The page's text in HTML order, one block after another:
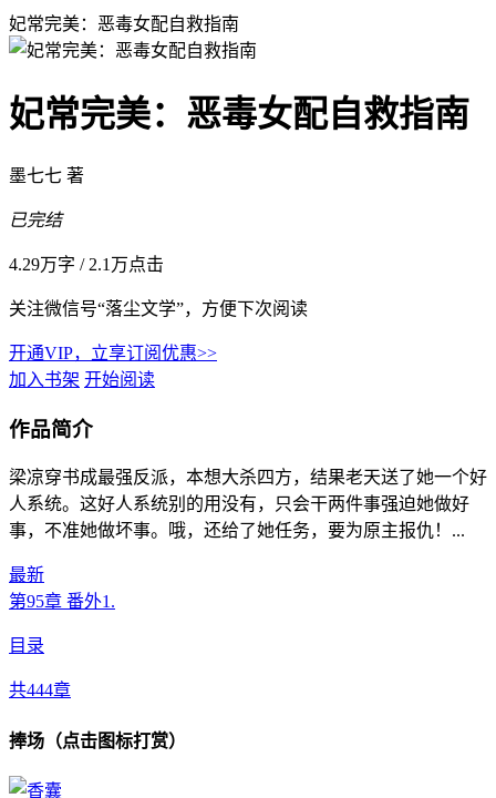
妃常完美：恶毒女配自救指南
妃常完美：恶毒女配自救指南
墨七七 著
已完结
4.29万字 / 2.1万点击
关注微信号“落尘文学”，方便下次阅读
开通VIP，立享订阅优惠>>
加入书架 开始阅读
作品简介
梁凉穿书成最强反派，本想大杀四方，结果老天送了她一个好
人系统。这好人系统别的用没有，只会干两件事强迫她做好
事，不准她做坏事。哦，还给了她任务，要为原主报仇！...
最新
第95章 番外1.
目录
共444章
捧场（点击图标打赏）